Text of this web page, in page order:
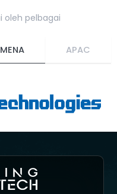
oleh pelbagai
MENA
APAC